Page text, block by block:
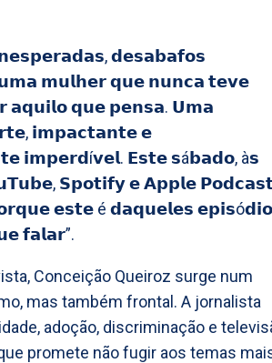
𝗱𝗲𝘀𝗮𝗯𝗮𝗳𝗼𝘀
𝗺𝘂𝗹𝗵𝗲𝗿 𝗾𝘂𝗲 𝗻𝘂𝗻𝗰𝗮 𝘁𝗲𝘃𝗲
𝗮𝗾𝘂𝗶𝗹𝗼 𝗾𝘂𝗲 𝗽𝗲𝗻𝘀𝗮. 𝗨𝗺𝗮
𝗶𝗺𝗽𝗮𝗰𝘁𝗮𝗻𝘁𝗲 𝗲
𝗶𝗺𝗽𝗲𝗿𝗱í𝘃𝗲𝗹. 𝗘𝘀𝘁𝗲 𝘀á𝗯𝗮𝗱𝗼, à𝘀
𝗦𝗽𝗼𝘁𝗶𝗳𝘆 𝗲 𝗔𝗽𝗽𝗹𝗲
𝗲𝘀𝘁𝗲 é 𝗱𝗮𝗾𝘂𝗲𝗹𝗲𝘀
𝗳𝗮𝗹𝗮𝗿”.
Conceição Queiroz surge num
mas também frontal. A jornalista
adoção, discriminação e
promete não fugir aos temas